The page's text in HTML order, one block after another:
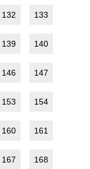
132 133
139 140
146 147
153 154
160 161
167 168